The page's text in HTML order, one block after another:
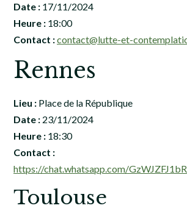
Date : 17/11/2024
Heure : 18:00
Contact :contact@lutte-et-
Rennes
Lieu : Place de la République
Date : 23/11/2024
Heure : 18:30
Contact :
https://chat.whatsapp.com/
Toulouse